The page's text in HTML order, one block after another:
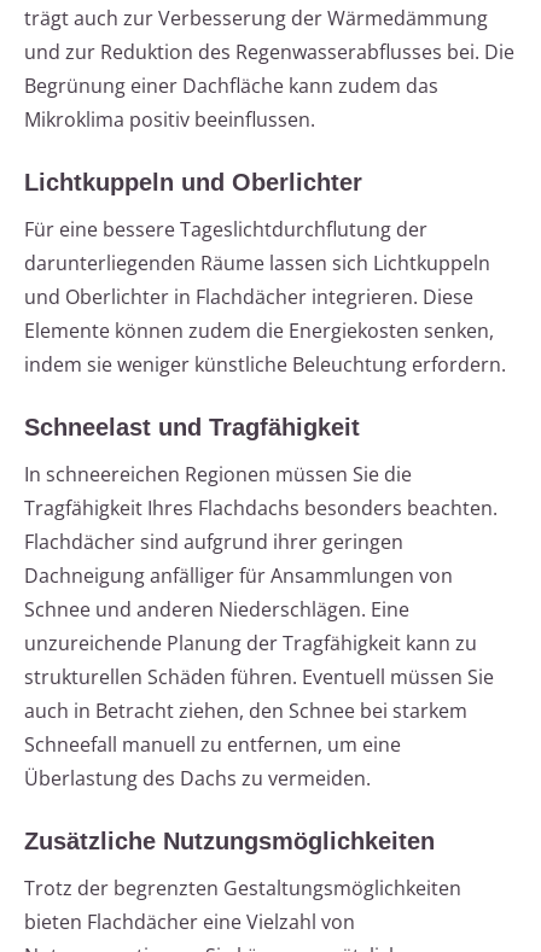
trägt auch zur Verbesserung der Wärmedämmung
und zur Reduktion des Regenwasserabflusses bei. Die
Begrünung einer Dachfläche kann zudem das
Mikroklima positiv beeinflussen.
Lichtkuppeln und Oberlichter
Für eine bessere Tageslichtdurchflutung der
darunterliegenden Räume lassen sich Lichtkuppeln
und Oberlichter in Flachdächer integrieren. Diese
Elemente können zudem die Energiekosten senken,
indem sie weniger künstliche Beleuchtung erfordern.
Schneelast und Tragfähigkeit
In schneereichen Regionen müssen Sie die
Tragfähigkeit Ihres Flachdachs besonders beachten.
Flachdächer sind aufgrund ihrer geringen
Dachneigung anfälliger für Ansammlungen von
Schnee und anderen Niederschlägen. Eine
unzureichende Planung der Tragfähigkeit kann zu
strukturellen Schäden führen. Eventuell müssen Sie
auch in Betracht ziehen, den Schnee bei starkem
Schneefall manuell zu entfernen, um eine
Überlastung des Dachs zu vermeiden.
Zusätzliche Nutzungsmöglichkeiten
Trotz der begrenzten Gestaltungsmöglichkeiten
bieten Flachdächer eine Vielzahl von